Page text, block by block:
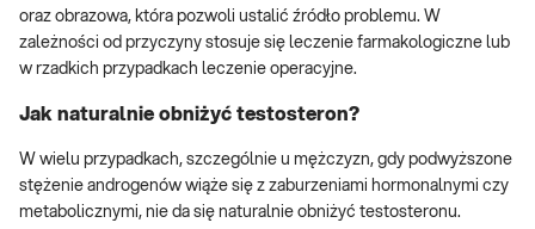
oraz obrazowa, która pozwoli ustalić źródło problemu. W
zależności od przyczyny stosuje się leczenie farmakologiczne lub
w rzadkich przypadkach leczenie operacyjne.
Jak naturalnie obniżyć testosteron?
W wielu przypadkach, szczególnie u mężczyzn, gdy podwyższone
stężenie androgenów wiąże się z zaburzeniami hormonalnymi czy
metabolicznymi, nie da się naturalnie obniżyć testosteronu.